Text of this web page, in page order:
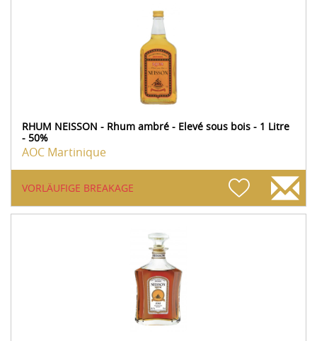
RHUM NEISSON - Rhum ambré - Elevé sous bois - 1 Litre
- 50%
AOC Martinique
VORLÄUFIGE BREAKAGE